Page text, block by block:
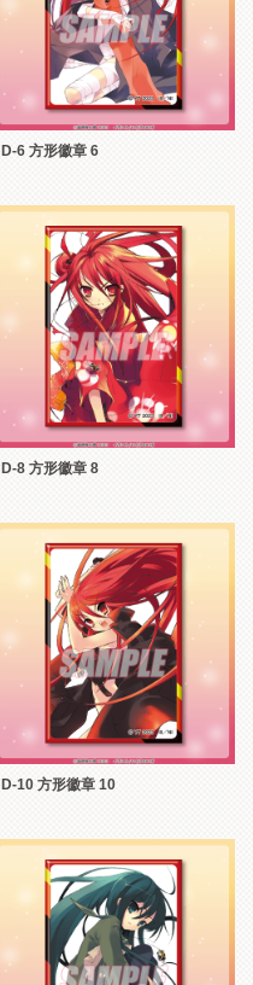
D-6 方形徽章 6
D-8 方形徽章 8
D-10 方形徽章 10